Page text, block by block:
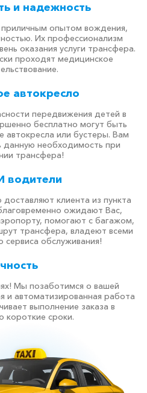
и надежность
опытом вождения,
Их профессионализм
оказания услуги трансфера.
проходят медицинское
автокресло
передвижения детей в
бесплатно могут быть
автокресла или бустеры. Вам
данную необходимость при
трансфера!
водители
клиента из пункта
ожидают Вас,
помогают с багажом,
трансфера, владеют всеми
сервиса обслуживания!
Мы позаботимся о вашей
и автоматизированная работа
выполнение заказа в
короткие сроки.